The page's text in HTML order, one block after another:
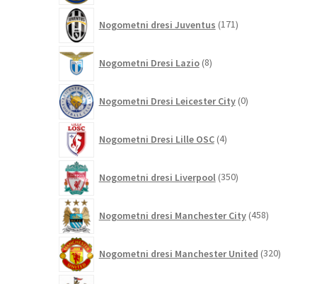
Nogometni dresi Juventus 171izdelkov
Nogometni Dresi Lazio 8izdelkov
Nogometni Dresi Leicester City 0izdelkov
Nogometni Dresi Lille OSC 4izdelki
Nogometni dresi Liverpool 350izdelkov
Nogometni dresi Manchester City 458izdelkov
Nogometni dresi Manchester United 320izdelkov